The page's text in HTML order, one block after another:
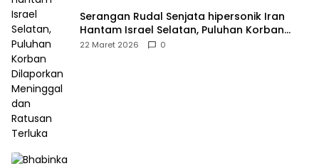
Serangan Rudal Senjata hipersonik Iran
Hantam Israel Selatan, Puluhan Korban
Dilaporkan Meninggal dan Ratusan Terluka
22 Maret 2026 0